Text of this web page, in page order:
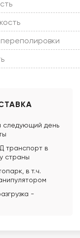
следующий день
транспорт в
страны
в т.ч.
-